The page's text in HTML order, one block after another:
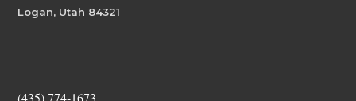
Logan, Utah 84321
(435) 774-1673